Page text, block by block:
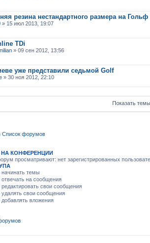
резина нестандартного размера на Гольф
» 15 июл 2013, 19:07
TDi
» 09 сен 2012, 13:56
уже представили седьмой Golf
» 30 ноя 2012, 22:10
Показать
Список форумов
НА КОНФЕРЕНЦИИ
просматривают: нет зарегистрированных
начинать темы
отвечать на сообщения
редактировать свои сообщения
удалять свои сообщения
добавлять вложения